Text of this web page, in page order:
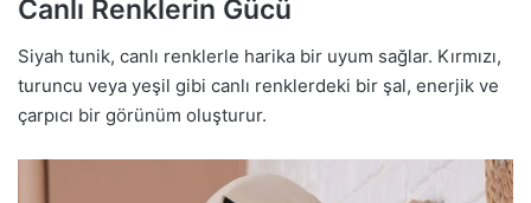
Canlı Renklerin Gücü
Siyah tunik, canlı renklerle harika bir uyum sağlar. Kırmızı,
turuncu veya yeşil gibi canlı renklerdeki bir şal, enerjik ve
çarpıcı bir görünüm oluşturur.